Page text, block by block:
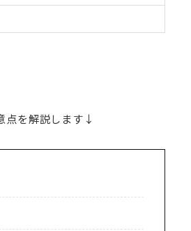
点を解説します↓